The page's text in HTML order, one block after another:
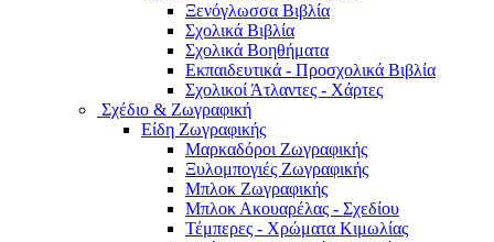
Ξενόγλωσσα Βιβλία
Σχολικά Βιβλία
Σχολικά Βοηθήματα
Εκπαιδευτικά - Προσχολικά Βιβλία
Σχολικοί Άτλαντες - Χάρτες
Σχέδιο & Ζωγραφική
Είδη Ζωγραφικής
Μαρκαδόροι Ζωγραφικής
Ξυλομπογιές Ζωγραφικής
Μπλοκ Ζωγραφικής
Μπλοκ Ακουαρέλας - Σχεδίου
Τέμπερες - Χρώματα Κιμωλίας